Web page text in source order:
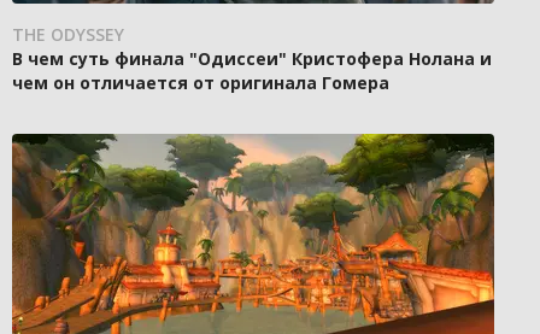
THE ODYSSEY
В чем суть финала "Одиссеи" Кристофера Нолана и
чем он отличается от оригинала Гомера